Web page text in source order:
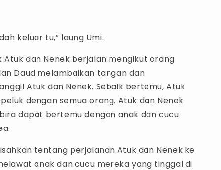
keluar tu,” laung Umi.
Atuk dan Nenek berjalan mengikut orang
Daud melambaikan tangan dan
Atuk dan Nenek. Sebaik bertemu, Atuk
dengan semua orang. Atuk dan Nenek
dapat bertemu dengan anak dan cucu
tentang perjalanan Atuk dan Nenek ke
anak dan cucu mereka yang tinggal di